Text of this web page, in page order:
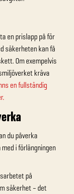
en prislapp på för
säkerheten kan få
Om exempelvis
kräva
en fullständig
du påverka
i förlängningen
på
säkerhet – det